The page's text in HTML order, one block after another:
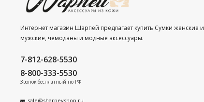
Интернет магазин Шарпей предлагает купить Сумки женские и
мужские, чемоданы и модные аксессуары.
7-812-628-5530
8-800-333-5530
Звонок бесплатный по РФ
sale@sharpeyshop.ru